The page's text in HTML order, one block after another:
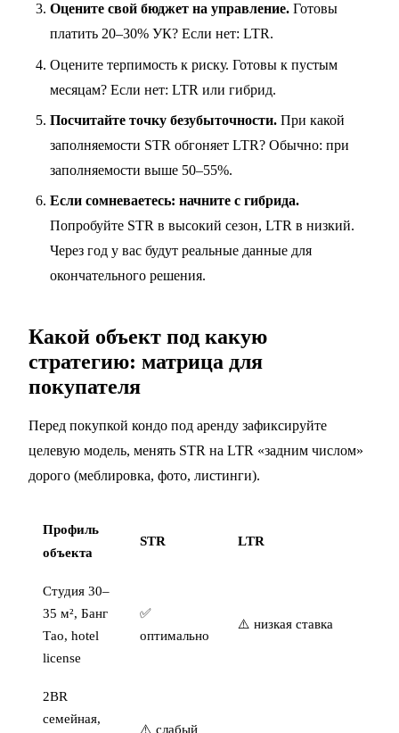
Оцените свой бюджет на управление. Готовы
платить 20–30% УК? Если нет: LTR.
Оцените терпимость к риску. Готовы к пустым
месяцам? Если нет: LTR или гибрид.
Посчитайте точку безубыточности. При какой
заполняемости STR обгоняет LTR? Обычно: при
заполняемости выше 50–55%.
Если сомневаетесь: начните с гибрида.
Попробуйте STR в высокий сезон, LTR в низкий.
Через год у вас будут реальные данные для
окончательного решения.
Какой объект под какую
стратегию: матрица для
покупателя
Перед покупкой кондо под аренду зафиксируйте
целевую модель, менять STR на LTR «задним числом»
дорого (меблировка, фото, листинги).
Профиль
объекта
STR LTR
Студия 30–
35 м², Банг
Тао, hotel
license
✅
оптимально
⚠️ низкая ставка
2BR
семейная,
⚠️ слабый